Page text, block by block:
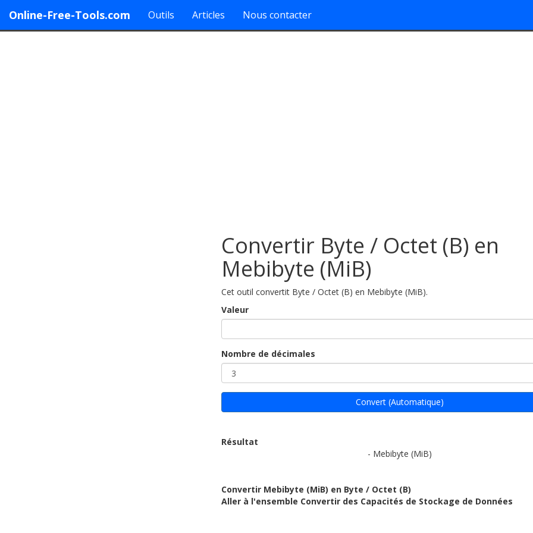
Online-Free-Tools.com Outils Articles Nous contacter
Convertir Byte / Octet (B) en
Mebibyte (MiB)
Cet outil convertit Byte / Octet (B) en Mebibyte (MiB).
Valeur
Nombre de décimales
Convert (Automatique)
Résultat
- Mebibyte (MiB)
Convertir Mebibyte (MiB) en Byte / Octet (B)
Aller à l'ensemble Convertir des Capacités de Stockage de Données